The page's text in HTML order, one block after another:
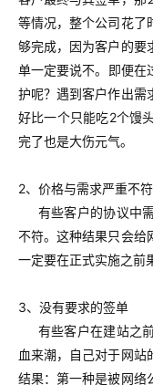
等情况，整个公司花了
够完成，因为客户的要
单一定要说不。 即便在
护呢？遇到客户作出需
好比一个只能吃2个馒
完了也是大伤元气。
2、价格与需求严重不符
有些客户的协议中需
不符。这种结果只会给
一定要在正式实施之前
3、没有要求的签单
有些客户在建站之前
血来潮，自己对于网站
结果：第一种是被网络